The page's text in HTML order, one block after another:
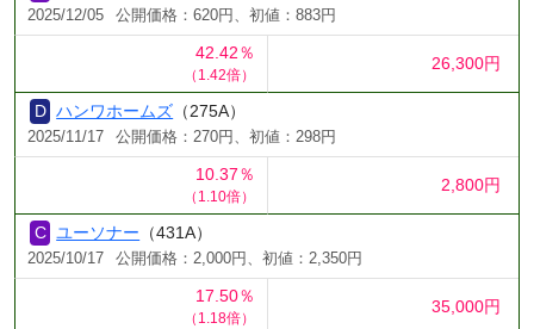
2025/12/05 公開価格：620円、初値：883円
42.42％
（1.42倍）
26,300円
ハンワホームズ （275A）
2025/11/17 公開価格：270円、初値：298円
10.37％
（1.10倍）
2,800円
ユーソナー （431A）
2025/10/17 公開価格：2,000円、初値：2,350円
17.50％
（1.18倍）
35,000円